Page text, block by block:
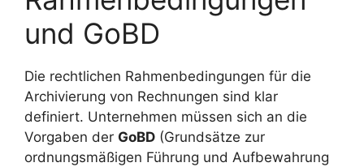
und GoBD
Die rechtlichen Rahmenbedingungen für die
Archivierung von Rechnungen sind klar
definiert. Unternehmen müssen sich an die
Vorgaben der GoBD (Grundsätze zur
ordnungsmäßigen Führung und Aufbewahrung